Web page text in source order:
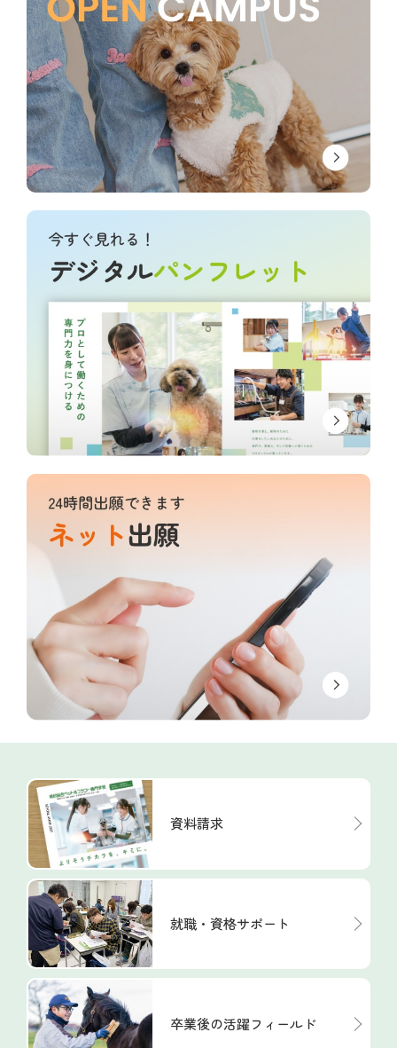
資料請求
就職・資格サポート
卒業後の活躍フィールド